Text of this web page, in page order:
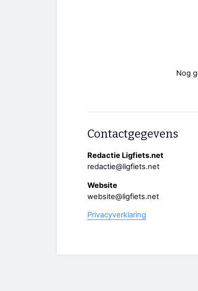
Nog
Contactgegevens
Redactie Ligfiets.net
redactie@ligfiets.net
Website
website@ligfiets.net
Privacyverklaring